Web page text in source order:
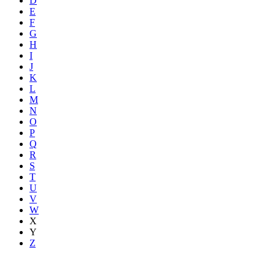
E
F
G
H
I
J
K
L
M
N
O
P
Q
R
S
T
U
V
W
X
Y
Z